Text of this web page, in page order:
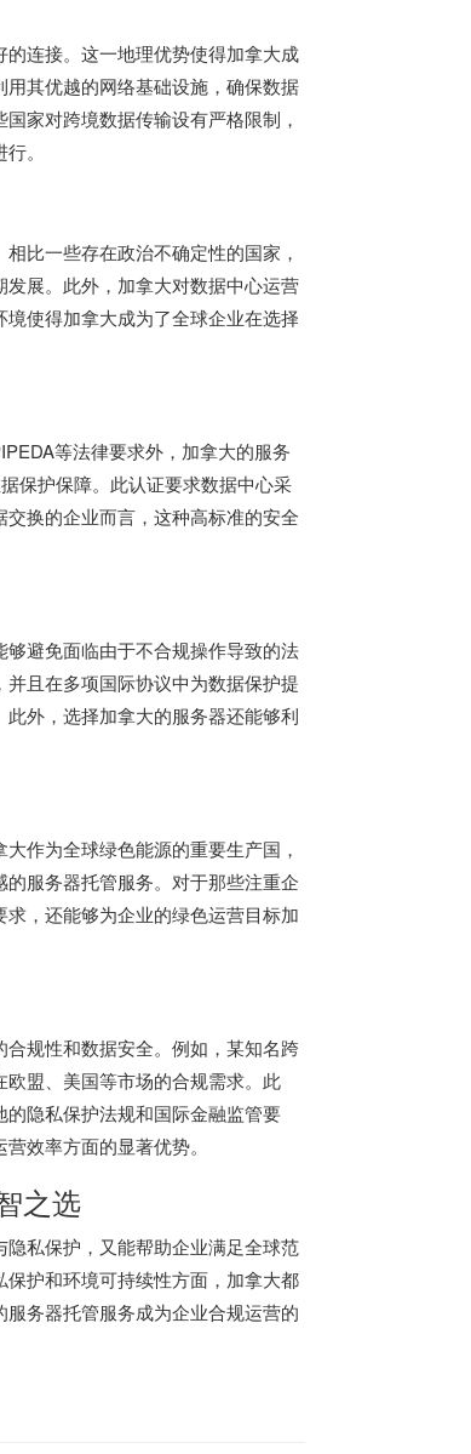
连接。这一地理优势使得加拿大成
其优越的网络基础设施，确保数据
家对跨境数据传输设有严格限制，
。
比一些存在政治不确定性的国家，
展。此外，加拿大对数据中心运营
使得加拿大成为了全球企业在选择
等法律要求外，加拿大的服务
保护保障。此认证要求数据中心采
换的企业而言，这种高标准的安全
避免面临由于不合规操作导致的法
且在多项国际协议中为数据保护提
外，选择加拿大的服务器还能够利
作为全球绿色能源的重要生产国，
服务器托管服务。对于那些注重企
，还能够为企业的绿色运营目标加
规性和数据安全。例如，某知名跨
盟、美国等市场的合规需求。此
隐私保护法规和国际金融监管要
效率方面的显著优势。
之选
私保护，又能帮助企业满足全球范
护和环境可持续性方面，加拿大都
务器托管服务成为企业合规运营的